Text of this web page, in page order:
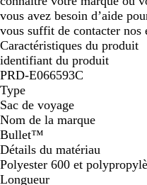
vous avez besoin d’aide
vous suffit de contacter nos
Caractéristiques du produit
identifiant du produit
PRD-E066593C
Type
Sac de voyage
Nom de la marque
Bullet™
Détails du matériau
Polyester 600 et
Longueur